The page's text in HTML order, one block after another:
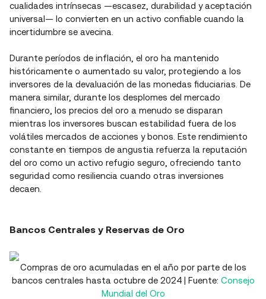
cualidades intrínsecas —escasez, durabilidad y aceptación
universal— lo convierten en un activo confiable cuando la
incertidumbre se avecina.
Durante períodos de inflación, el oro ha mantenido
históricamente o aumentado su valor, protegiendo a los
inversores de la devaluación de las monedas fiduciarias. De
manera similar, durante los desplomes del mercado
financiero, los precios del oro a menudo se disparan
mientras los inversores buscan estabilidad fuera de los
volátiles mercados de acciones y bonos. Este rendimiento
constante en tiempos de angustia refuerza la reputación
del oro como un activo refugio seguro, ofreciendo tanto
seguridad como resiliencia cuando otras inversiones
decaen.
Bancos Centrales y Reservas de Oro
Compras de oro acumuladas en el año por parte de los
bancos centrales hasta octubre de 2024 | Fuente: Consejo
Mundial del Oro